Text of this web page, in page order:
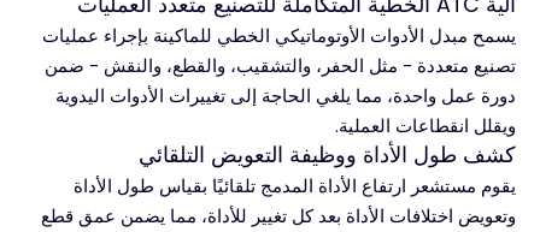
يسمح مبدل الأدوات الأوتوماتيكي الخطي للماكينة بإجراء عمليات
تصنيع متعددة - مثل الحفر، والتشقيب، والقطع، والنقش - ضمن
دورة عمل واحدة، مما يلغي الحاجة إلى تغييرات الأدوات اليدوية
ويقلل انقطاعات العملية.
كشف طول الأداة ووظيفة التعويض التلقائي
يقوم مستشعر ارتفاع الأداة المدمج تلقائيًا بقياس طول الأداة
وتعويض اختلافات الأداة بعد كل تغيير للأداة، مما يضمن عمق قطع